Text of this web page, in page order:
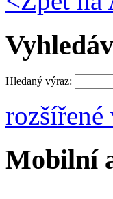
Hledaný výraz:
Mobilní